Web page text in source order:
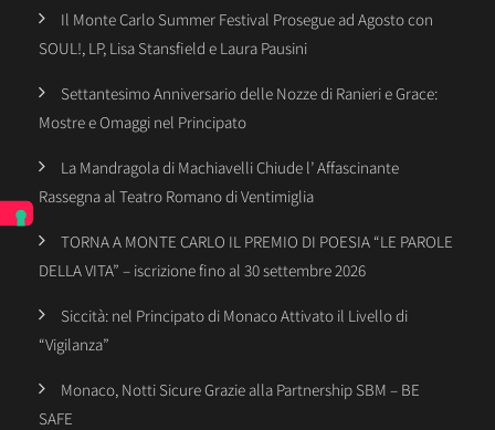
Il Monte Carlo Summer Festival Prosegue ad Agosto con
SOUL!, LP, Lisa Stansfield e Laura Pausini
Settantesimo Anniversario delle Nozze di Ranieri e Grace:
Mostre e Omaggi nel Principato
La Mandragola di Machiavelli Chiude l’ Affascinante
Rassegna al Teatro Romano di Ventimiglia
TORNA A MONTE CARLO IL PREMIO DI POESIA “LE PAROLE
DELLA VITA” – iscrizione fino al 30 settembre 2026
Siccità: nel Principato di Monaco Attivato il Livello di
“Vigilanza”
Monaco, Notti Sicure Grazie alla Partnership SBM – BE
SAFE